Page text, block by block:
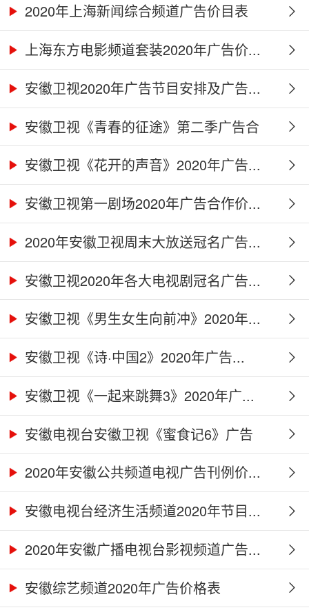
2020年上海新闻综合频道广告价目表
上海东方电影频道套装2020年广告价...
安徽卫视2020年广告节目安排及广告...
安徽卫视《青春的征途》第二季广告合
作...安徽卫视《花开的声音》2020年广告...
安徽卫视第一剧场2020年广告合作价...
2020年安徽卫视周末大放送冠名广告...
安徽卫视2020年各大电视剧冠名广告...
安徽卫视《男生女生向前冲》2020年...
安徽卫视《诗·中国2》2020年广告...
安徽卫视《一起来跳舞3》2020年广...
安徽电视台安徽卫视《蜜食记6》广告
合...2020年安徽公共频道电视广告刊例价...
安徽电视台经济生活频道2020年节目...
2020年安徽广播电视台影视频道广告...
安徽综艺频道2020年广告价格表